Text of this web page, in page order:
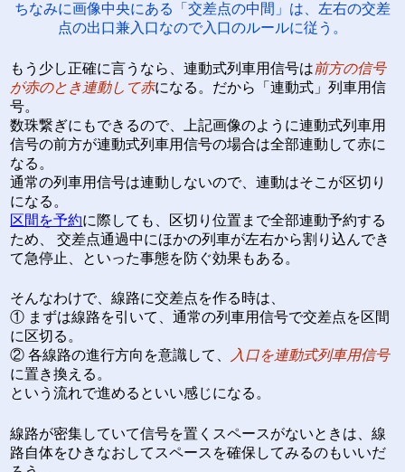
ちなみに画像中央にある「交差点の中間」は、左右の交差
点の出口兼入口なので入口のルールに従う。
もう少し正確に言うなら、連動式列車用信号は前方の信号
が赤のとき連動して赤になる。だから「連動式」列車用信
号。
数珠繋ぎにもできるので、上記画像のように連動式列車用
信号の前方が連動式列車用信号の場合は全部連動して赤に
なる。
通常の列車用信号は連動しないので、連動はそこが区切り
になる。
区間を予約に際しても、区切り位置まで全部連動予約する
ため、 交差点通過中にほかの列車が左右から割り込んでき
て急停止、といった事態を防ぐ効果もある。
そんなわけで、線路に交差点を作る時は、
① まずは線路を引いて、通常の列車用信号で交差点を区間
に区切る。
② 各線路の進行方向を意識して、
入口を連動式列車用信号
に置き換える。
という流れで進めるといい感じになる。
線路が密集していて信号を置くスペースがないときは、線
路自体をひきなおしてスペースを確保してみるのもいいだ